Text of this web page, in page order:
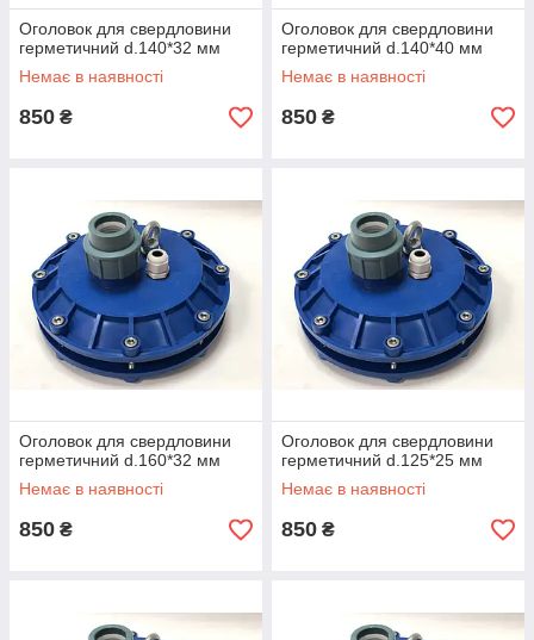
Оголовок для свердловини
герметичний d.140*32 мм
Немає в наявності
850 ₴
Оголовок для свердловини
герметичний d.140*40 мм
Немає в наявності
850 ₴
Оголовок для свердловини
герметичний d.160*32 мм
Немає в наявності
850 ₴
Оголовок для свердловини
герметичний d.125*25 мм
Немає в наявності
850 ₴